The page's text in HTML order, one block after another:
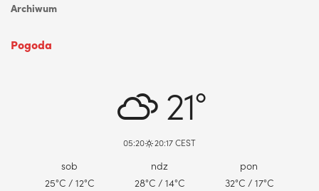
Archiwum
Pogoda
21°
05:20 20:17 CEST
sob ndz
pon
25°C / 12°C 28°C/ 14°C 32°C/ 17°C